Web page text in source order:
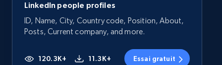
LinkedIn people profiles
ID, Name, City, Country code, Position, About,
Posts, Current company, and more.
120.3K+ 11.3K+ Essai gratuit